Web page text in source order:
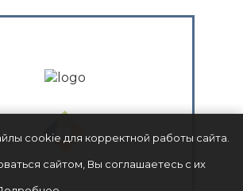
cookie для корректной работы сайта.
сайтом, Вы соглашаетесь с их